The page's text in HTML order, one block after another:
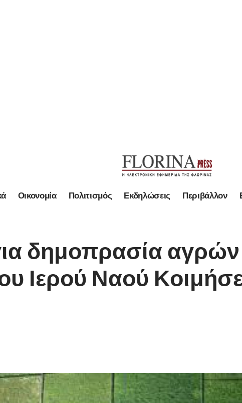
Οικονομία Πολιτισμός Εκδηλώσεις Περιβάλλον
δημοπρασία αγρών
Ιερού Ναού